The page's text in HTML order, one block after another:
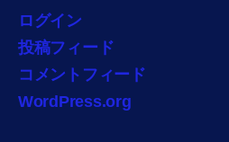
ログイン
投稿フィード
コメントフィード
WordPress.org